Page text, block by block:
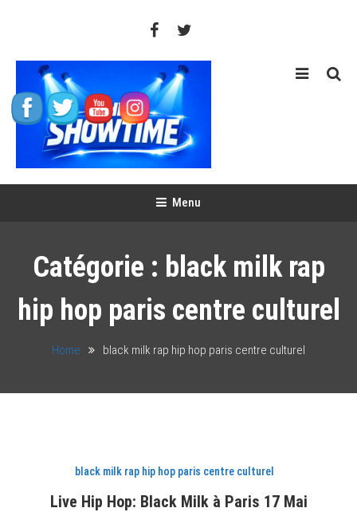
Menu
Catégorie : black milk rap
hip hop paris centre culturel
Home black milk rap hip hop paris centre culturel
black milk rap hip hop paris centre culturel
Live Hip Hop: Black Milk à Paris 17 Mai